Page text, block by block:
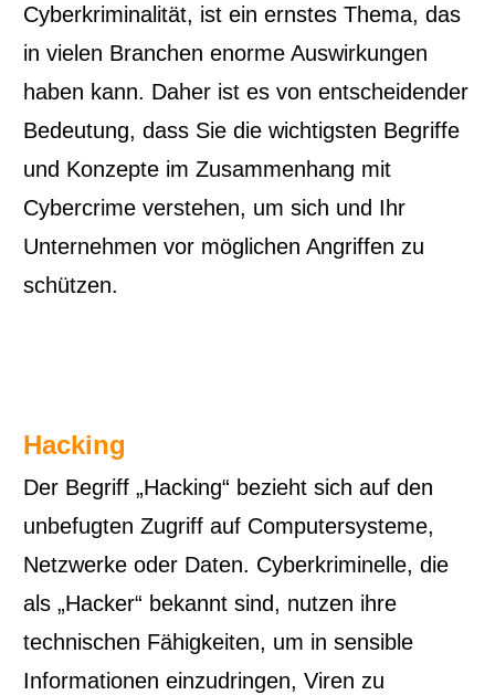
Cyberkriminalität, ist ein ernstes Thema, das
in vielen Branchen enorme Auswirkungen
haben kann. Daher ist es von entscheidender
Bedeutung, dass Sie die wichtigsten Begriffe
und Konzepte im Zusammenhang mit
Cybercrime verstehen, um sich und Ihr
Unternehmen vor möglichen Angriffen zu
schützen.
Hacking
Der Begriff „Hacking“ bezieht sich auf den
unbefugten Zugriff auf Computersysteme,
Netzwerke oder Daten. Cyberkriminelle, die
als „Hacker“ bekannt sind, nutzen ihre
technischen Fähigkeiten, um in sensible
Informationen einzudringen, Viren zu